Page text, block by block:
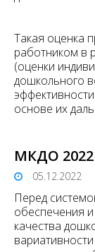
Такая оценка
работником в
(оценки
дошкольного
основе их
МКДО 2022
05.12.2022
Перед
обеспечения
качества